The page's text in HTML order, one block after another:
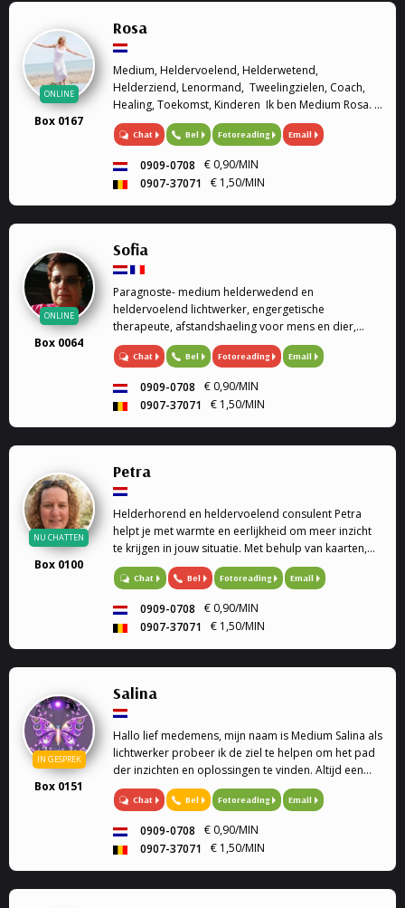
ONLINE
Box 0167
Rosa
Medium, Heldervoelend, Helderwetend,
Helderziend, Lenormand, Tweelingzielen, Coach,
Healing, Toekomst, Kinderen Ik ben Medium Rosa. Ik
ben heldervoelend, helderwetend en helderziend.
Graag sta ik u te woord om u verder te helpen met
Chat Bel Fotoreading Email
0909-0708
€ 0,90/MIN
0907-37071
€ 1,50/MIN
ONLINE
Box 0064
Sofia
Paragnoste- medium helderwedend en
heldervoelend lichtwerker, engergetische
therapeute, afstandshaeling voor mens en dier,
rouwverwerking, Ik ben een geboren lichtwerker,
heldervoelend en helderwedend, voel in op de
medium, energetische therapeute, reconnective
healing, afstandshealing voor mens en dier, bij elk
gesprek krijg je een healing door de trillingen van
mijn stem. Rouwverwerking, geen enkele vraag is me
vreemd. Ik werk met gidsen en de engelentherapie.
Ik kan ook de engelenkaarten voor je leggen. Liefs
Sofia
Chat Bel Fotoreading Email
0909-0708
€ 0,90/MIN
0907-37071
€ 1,50/MIN
NU CHATTEN
Box 0100
Petra
Helderhorend en heldervoelend consulent Petra
helpt je met warmte en eerlijkheid om meer inzicht
te krijgen in jouw situatie. Met behulp van kaarten,
de pendel en haar intuïtie kijkt zij samen met jou
naar de boodschappen die richting kunnen geven
Chat Bel Fotoreading Email
0909-0708
€ 0,90/MIN
0907-37071
€ 1,50/MIN
IN GESPREK
Box 0151
Salina
Hallo lief medemens, mijn naam is Medium Salina als
lichtwerker probeer ik de ziel te helpen om het pad
der inzichten en oplossingen te vinden. Altijd een
luisterend oor Soms heb je vragen of sta je voor
keuzes en weet je het even niet meer, dan bie...
Chat Bel Fotoreading Email
0909-0708
€ 0,90/MIN
0907-37071
€ 1,50/MIN